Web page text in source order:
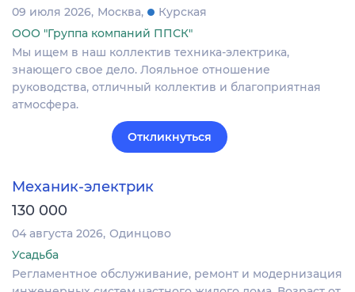
09 июля 2026 Москва
Курская
ООО "Группа компаний ППСК"
Мы ищем в наш коллектив техника-электрика,
знающего свое дело. Лояльное отношение
руководства, отличный коллектив и благоприятная
атмосфера.
Откликнуться
Механик-электрик
130 000
04 августа 2026 Одинцово
Усадьба
Регламентное обслуживание, ремонт и модернизация